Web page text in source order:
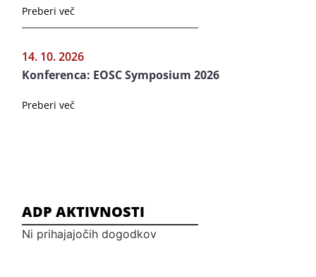
Preberi več
14. 10. 2026
Konferenca: EOSC Symposium 2026
Preberi več
ADP AKTIVNOSTI
Ni prihajajočih dogodkov